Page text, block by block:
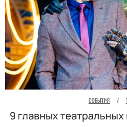
СОБЫТИЯ /
9 главных